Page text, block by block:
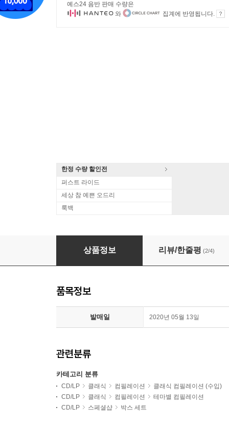
예스24 음반 판매 수량은
와
집계에 반영됩니다.
한정 수량 할인전
퍼스트 라이드
세상 참 예쁜 오드리
룩백
데카 레이블 90주년 기념 한정반 (Decca the
상품정보 리뷰/한줄평 (2/4)
품목정보
발매일 2020년 05월 13일
관련분류
카테고리 분류
CD/LP 클래식 컴필레이션
클래식 컴필레이션 (수입)
CD/LP
클래식 컴필레이션
테마별 컴필레이션
CD/LP
스페셜샵 박스 세트